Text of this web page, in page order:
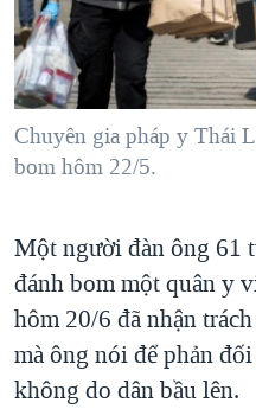
"Tìm"NGƯỜI VIỆT HẢI NGOẠI
ĐỜI SỐNG
KINH TẾ
KHOA HỌC
VĂN HOÁ
THỂ THAO
GIÁO DỤC
TẠI
HÀNH TRÌNH BẦU CỬ
MỘT NĂM CHIẾN TRANH
GIẢI MÃ VÀNH ĐAI &
NGÀY TỊ NẠN THẾ GIỚI
GROUND ZERO – XƯA VÀ
CÁC GIÁ TRỊ CỘNG HÒA
THƯỢNG ĐỈNH TRUMP-
VIDEO
NGHE
MẠNG XÃ HỘI
Ngôn ngữ khác
Chuyên gia pháp y Thái
bom hôm 22/5.
Một người đàn ông 61
đánh bom một quân y
hôm 20/6 đã nhận
mà ông nói để phản
không do dân bầu lên.